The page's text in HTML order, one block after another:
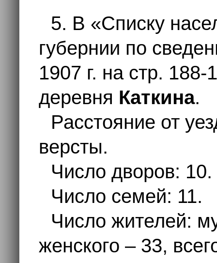
5. В «Списку
губернии по
1907 г. на стр.
деревня Каткина.
Расстояние от
версты.
Число дворов: 10.
Число семей: 11.
Число жителей:
женского – 33,